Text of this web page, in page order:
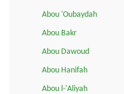
Abou 'Oubaydah
Abou Bakr
Abou Dawoud
Abou Hanifah
Abou l-'Aliyah